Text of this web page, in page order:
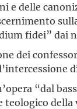
delle
fidei” dai
dei
“dal
teologico